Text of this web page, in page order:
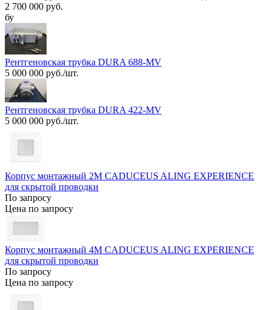
2 700 000 руб.
бу
Рентгеновская трубка DURA 688-MV
5 000 000 руб./шт.
Рентгеновская трубка DURA 422-MV
5 000 000 руб./шт.
Корпус монтажный 2М CADUCEUS ALING EXPERIENCE
для скрытой проводки
По запросу
Цена по запросу
Корпус монтажный 4М CADUCEUS ALING EXPERIENCE
для скрытой проводки
По запросу
Цена по запросу